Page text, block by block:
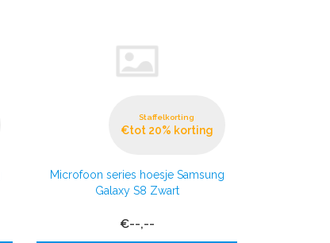
Staffelkorting
€tot 20% korting
Microfoon series hoesje Samsung
Galaxy S8 Zwart
€--,--